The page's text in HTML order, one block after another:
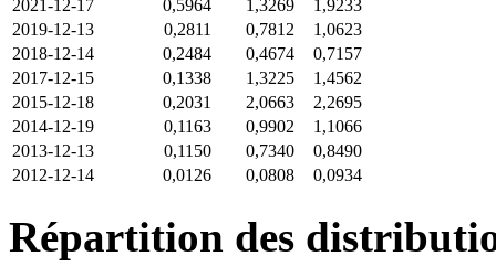
2021-12-17
0,5964 1,3269
1,9233
2019-12-13
0,2811 0,7812
1,0623
2018-12-14
0,2484 0,4674
0,7157
2017-12-15
0,1338 1,3225
1,4562
2015-12-18
0,2031 2,0663
2,2695
2014-12-19
0,1163 0,9902
1,1066
2013-12-13
0,1150 0,7340
0,8490
2012-12-14
0,0126 0,0808 0,0934
Répartition des